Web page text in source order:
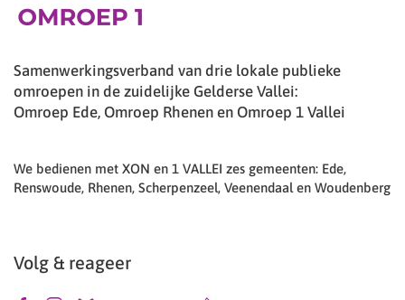
Samenwerkingsverband van drie lokale publieke
omroepen in de zuidelijke Gelderse Vallei:
Omroep Ede, Omroep Rhenen en Omroep 1 Vallei
We bedienen met XON en 1 VALLEI zes gemeenten: Ede,
Renswoude, Rhenen, Scherpenzeel, Veenendaal en Woudenberg
Volg & reageer